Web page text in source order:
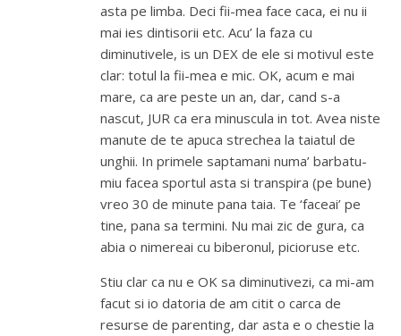
asta pe limba. Deci fii-mea face caca, ei nu ii
mai ies dintisorii etc. Acu’ la faza cu
diminutivele, is un DEX de ele si motivul este
clar: totul la fii-mea e mic. OK, acum e mai
mare, ca are peste un an, dar, cand s-a
nascut, JUR ca era minuscula in tot. Avea niste
manute de te apuca strechea la taiatul de
unghii. In primele saptamani numa’ barbatu-
miu facea sportul asta si transpira (pe bune)
vreo 30 de minute pana taia. Te ‘faceai’ pe
tine, pana sa termini. Nu mai zic de gura, ca
abia o nimereai cu biberonul, picioruse etc.
Stiu clar ca nu e OK sa diminutivezi, ca mi-am
facut si io datoria de am citit o carca de
resurse de parenting, dar asta e o chestie la